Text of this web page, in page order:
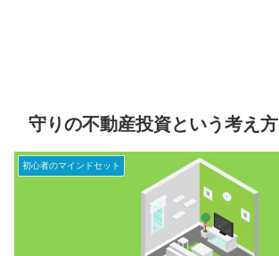
守りの不動産投資という考え方
初心者のマインドセット